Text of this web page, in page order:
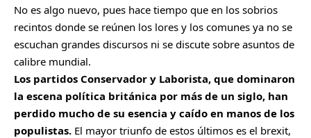
No es algo nuevo, pues hace tiempo que en los sobrios
recintos donde se reúnen los lores y los comunes ya no se
escuchan grandes discursos ni se discute sobre asuntos de
calibre mundial.
Los partidos Conservador y Laborista, que dominaron
la escena política británica por más de un siglo, han
perdido mucho de su esencia y caído en manos de los
populistas. El mayor triunfo de estos últimos es el brexit,